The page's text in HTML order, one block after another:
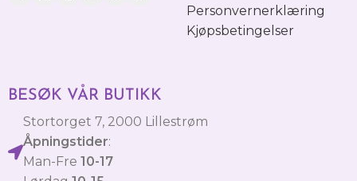
Personvernerklæring
Kjøpsbetingelser
BESØK VÅR BUTIKK
Stortorget 7, 2000 Lillestrøm
Åpningstider:
Man-Fre 10-17